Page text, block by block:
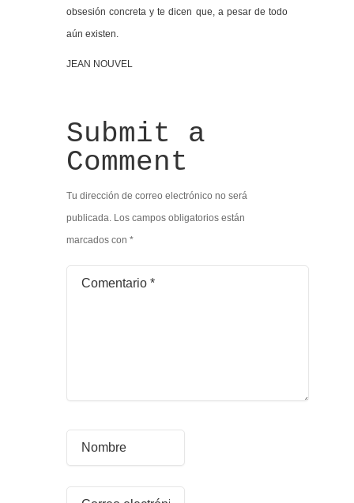
obsesión concreta y te dicen que, a pesar de todo
aún existen.
JEAN NOUVEL
Submit a
Comment
Tu dirección de correo electrónico no será
publicada. Los campos obligatorios están
marcados con *